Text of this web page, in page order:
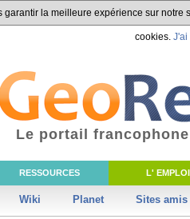
garantir la meilleure expérience sur
cookies. J'ai
RESSOURCES L' EMPLOI
Wiki Planet Sites amis
Le portail